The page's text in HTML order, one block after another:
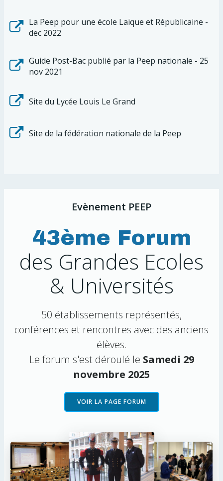
La Peep pour une école Laïque et Républicaine -
dec 2022
Guide Post-Bac publié par la Peep nationale - 25
nov 2021
Site du Lycée Louis Le Grand
Site de la fédération nationale de la Peep
Evènement PEEP
43ème Forum
des Grandes Ecoles
& Universités
50 établissements représentés,
conférences et rencontres avec des anciens
élèves.
Le forum s'est déroulé le Samedi 29
novembre 2025
VOIR LA PAGE FORUM